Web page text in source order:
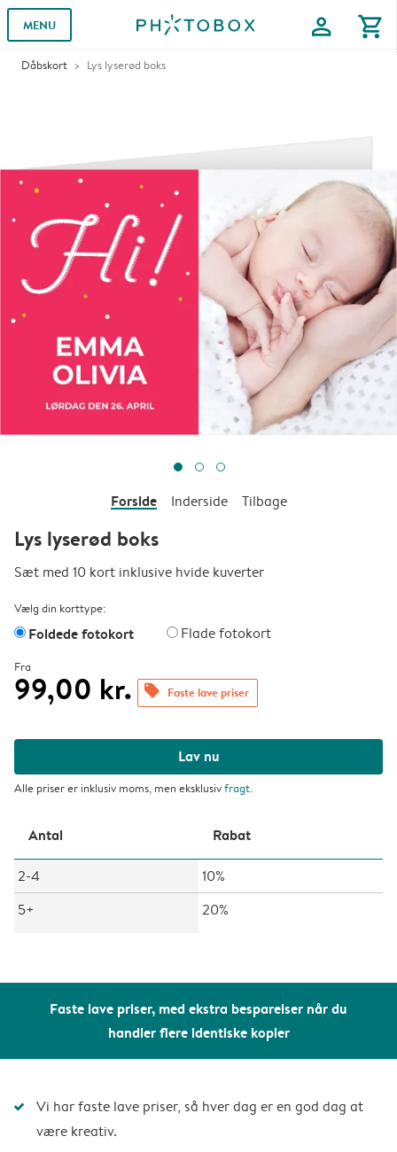
MENU profile shopping_cart
Dåbskort Lys lyserød boks
Faste lave priser, med ekstra besparelser når du
handler flere identiske kopier
Forside Inderside Tilbage
Lys lyserød boks
Sæt med 10 kort inklusive hvide kuverter
Vælg din korttype:
Foldede fotokort Flade fotokort
Fra
99,00 kr. offers Faste lave priser
Lav nu
Alle priser er inklusiv moms, men eksklusivfragt.
Antal Rabat
2-4
10%
5+
20%
Vi har faste lave priser, så hver dag er en god dag at
være kreativ.